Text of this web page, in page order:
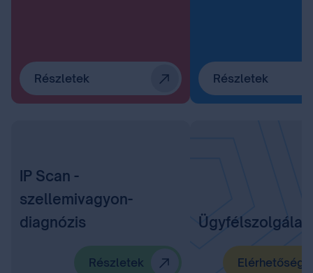
Részletek Részletek
IP Scan -
szellemivagyon-
diagnózis
Részletek
Ügyfélszolgálat